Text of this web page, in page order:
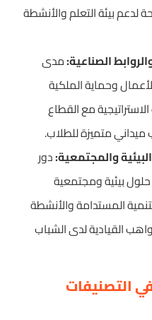
لدعم بيئة التعلم والأنشطة
الصناعية:مدى
وحماية الملكية
مع القطاع
متميزة للطلاب.
والمجتمعية:دور
بيئية ومجتمعية
المستدامة والأنشطة
القيادية لدى الشباب
التصنيفات